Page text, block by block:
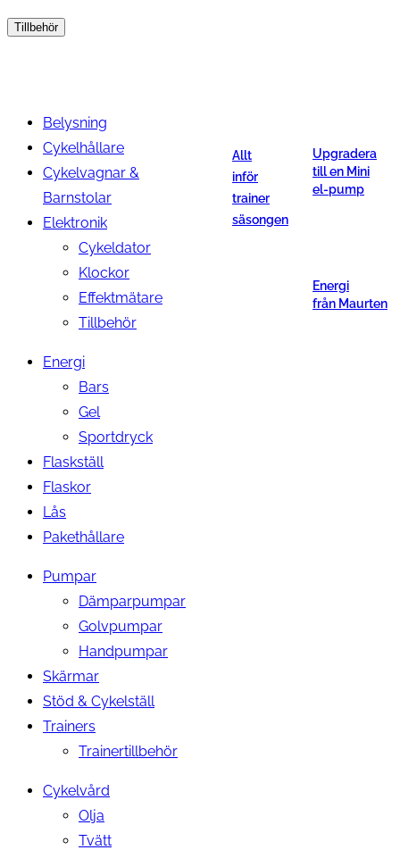
Tillbehör
Belysning
Cykelhållare
Cykelvagnar &
Barnstolar
Elektronik
Cykeldator
Klockor
Effektmätare
Tillbehör
Energi
Bars
Gel
Sportdryck
Flaskställ
Flaskor
Lås
Pakethållare
Pumpar
Dämparpumpar
Golvpumpar
Handpumpar
Skärmar
Stöd & Cykelställ
Trainers
Trainertillbehör
Cykelvård
Olja
Tvätt
Allt
inför
trainer
säsongen
Upgradera
till en Mini
el-pump
Energi
från Maurten